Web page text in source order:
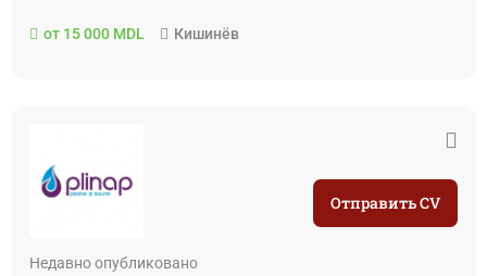
от 15 000 MDL Кишинёв
Недавно опубликовано
Отправить CV